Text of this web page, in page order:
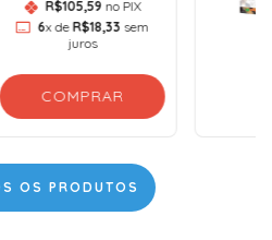
R$105,59 no PIX
6x de R$18,33 sem
juros
COMPRAR
OS PRODUTOS